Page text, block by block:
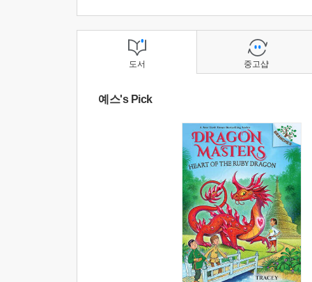
도서
예스's Pick
중고샵